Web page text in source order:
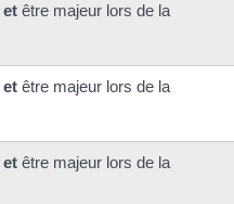
et être majeur lors de la
et être majeur lors de la
et être majeur lors de la